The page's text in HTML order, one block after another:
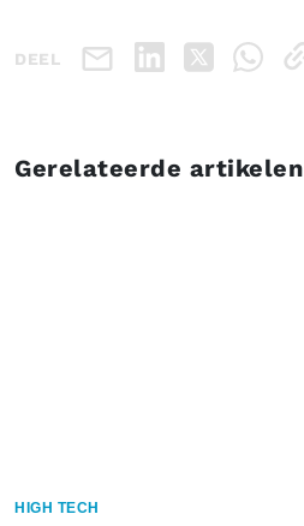
DEEL
Gerelateerde artikelen
HIGH TECH